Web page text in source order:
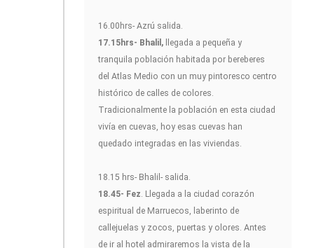
16.00hrs- Azrú salida.
17.15hrs- Bhalil,
llegada a pequeña y
tranquila población habitada por bereberes
del Atlas Medio con un muy pintoresco centro
histórico de calles de colores.
Tradicionalmente la población en esta ciudad
vivía en cuevas, hoy esas cuevas han
quedado integradas en las viviendas.
18.15 hrs- Bhalil- salida.
18.45- Fez . Llegada a la ciudad corazón
espiritual de Marruecos, laberinto de
callejuelas y zocos, puertas y olores. Antes
de ir al hotel admiraremos la vista de la